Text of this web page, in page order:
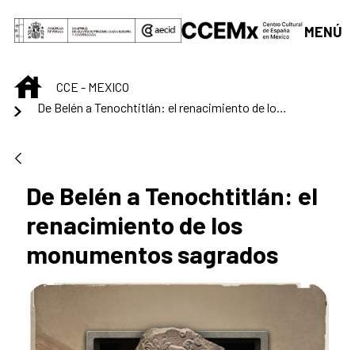
Skip to Main Content
MENÚ
INICIOCCE - MEXICO
De Belén a Tenochtitlán: el renacimiento de los monumentos sagrados
De Belén a Tenochtitlán: el
renacimiento de los
monumentos sagrados